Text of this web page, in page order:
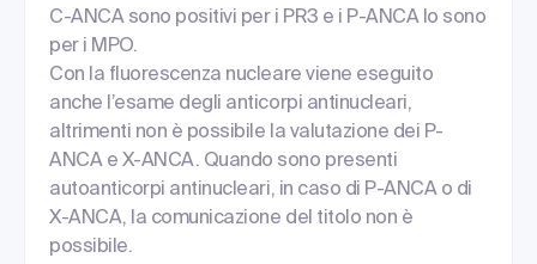
C-ANCA sono positivi per i PR3 e i P-ANCA lo sono
per i MPO.
Con la fluorescenza nucleare viene eseguito
anche l’esame degli anticorpi antinucleari,
altrimenti non è possibile la valutazione dei P-
ANCA e X-ANCA. Quando sono presenti
autoanticorpi antinucleari, in caso di P-ANCA o di
X-ANCA, la comunicazione del titolo non è
possibile.